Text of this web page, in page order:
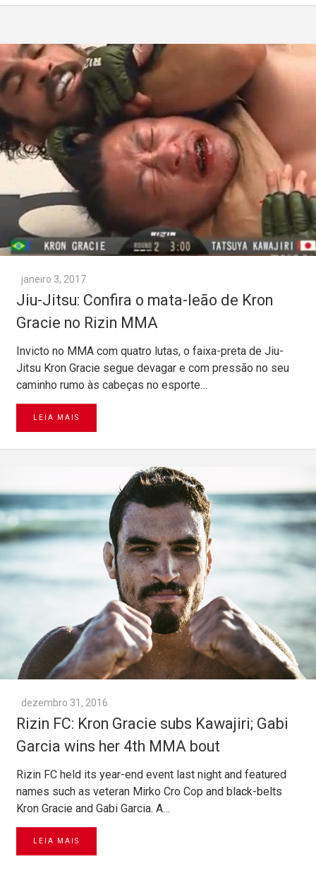
janeiro 3, 2017
Jiu-Jitsu: Confira o mata-leão de Kron
Gracie no Rizin MMA
Invicto no MMA com quatro lutas, o faixa-preta de Jiu-
Jitsu Kron Gracie segue devagar e com pressão no seu
caminho rumo às cabeças no esporte…
LEIA MAIS
dezembro 31, 2016
Rizin FC: Kron Gracie subs Kawajiri; Gabi
Garcia wins her 4th MMA bout
Rizin FC held its year-end event last night and featured
names such as veteran Mirko Cro Cop and black-belts
Kron Gracie and Gabi Garcia. A…
LEIA MAIS